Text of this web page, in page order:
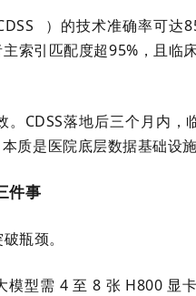
）的技术准确率可达
索引匹配度超95%，且临
CDSS落地后三个月内
质是医院底层数据基础设施
件事
瓶颈。
模型需 4 至 8 张 H800 显